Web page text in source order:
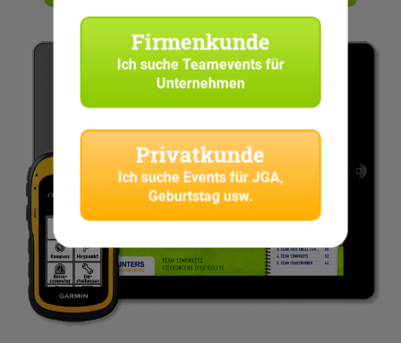
Firmenkunde
Ich sucheTeamevents für
Unternehmen
Privatkunde
Ich suche Events für JGA,
Geburtstag usw.